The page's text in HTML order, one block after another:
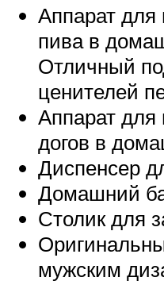
Аппарат для
пива в
Отличный
ценителей
Аппарат для
догов в
Диспенсер
Домашний
Столик для
мужским